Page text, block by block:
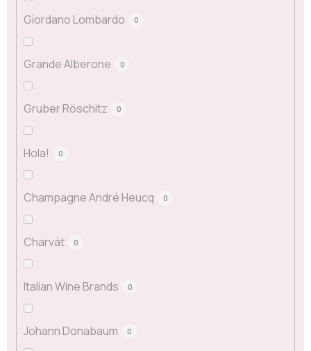
Giordano Lombardo 0
Grande Alberone 0
Gruber Röschitz 0
Hola! 0
Champagne André Heucq 0
Charvát 0
Italian Wine Brands 0
Johann Donabaum 0